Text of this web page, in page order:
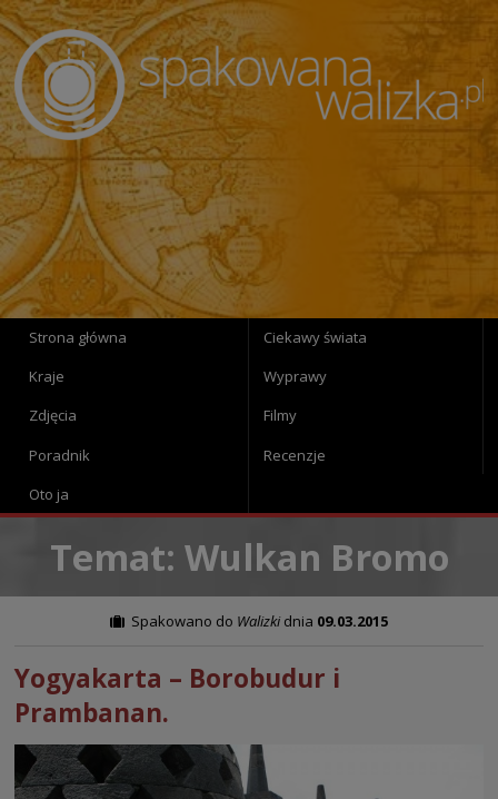
Strona główna
Ciekawy świata
Kraje
Wyprawy
Zdjęcia
Filmy
Poradnik
Recenzje
Oto ja
Temat: Wulkan Bromo
Spakowano do Walizkidnia 09.03.2015
Yogyakarta – Borobudur i
Prambanan.